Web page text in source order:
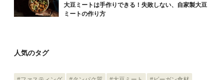
大豆ミートは手作りできる！失敗しない、自家製大豆
ミートの作り方
人気のタグ